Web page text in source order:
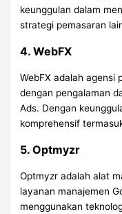
keunggulan dalam
strategi pemasaran
4. WebFX
WebFX adalah agensi
dengan pengalaman
Ads. Dengan
komprehensif
5. Optmyzr
Optmyzr adalah alat
layanan manajemen
menggunakan